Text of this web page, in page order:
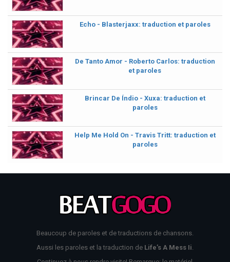
Echo - Blasterjaxx: traduction et paroles
De Tanto Amor - Roberto Carlos: traduction
et paroles
Brincar De Índio - Xuxa: traduction et
paroles
Help Me Hold On - Travis Tritt: traduction et
paroles
Beaucoup de paroles et de traductions de chansons.
Aussi les paroles et la traduction de Life’s A Mess Ii.